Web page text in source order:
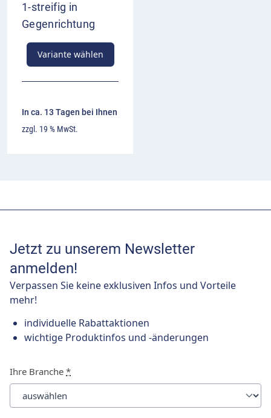
1-streifig in
Gegenrichtung
Variante wählen
In ca. 13 Tagen bei Ihnen
zzgl. 19 % MwSt.
Jetzt zu unserem Newsletter
anmelden!
Verpassen Sie keine exklusiven Infos und Vorteile
mehr!
individuelle Rabattaktionen
wichtige Produktinfos und -änderungen
Ihre Branche *